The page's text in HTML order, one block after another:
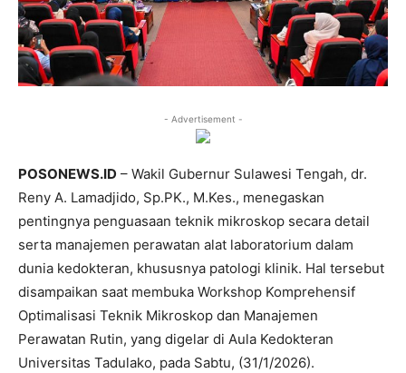
- Advertisement -
POSONEWS.ID – Wakil Gubernur Sulawesi Tengah, dr.
Reny A. Lamadjido, Sp.PK., M.Kes., menegaskan
pentingnya penguasaan teknik mikroskop secara detail
serta manajemen perawatan alat laboratorium dalam
dunia kedokteran, khususnya patologi klinik. Hal tersebut
disampaikan saat membuka Workshop Komprehensif
Optimalisasi Teknik Mikroskop dan Manajemen
Perawatan Rutin, yang digelar di Aula Kedokteran
Universitas Tadulako, pada Sabtu, (31/1/2026).